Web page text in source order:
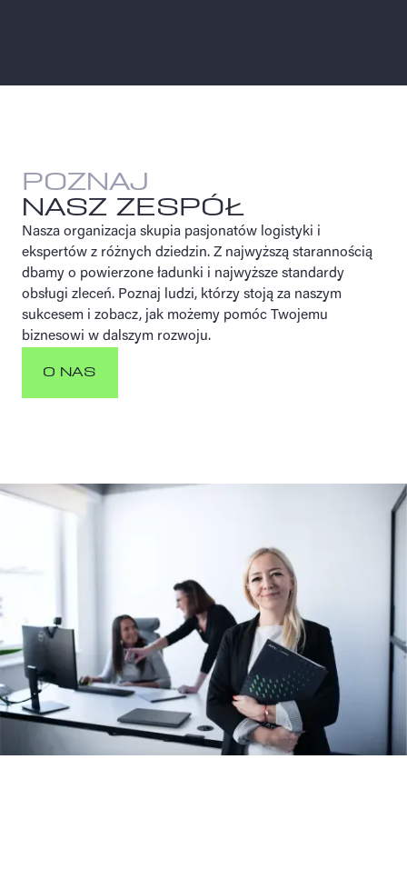
POZNAJ
NASZ ZESPÓŁ
Nasza organizacja skupia pasjonatów logistyki i
ekspertów z różnych dziedzin. Z najwyższą starannością
dbamy o powierzone ładunki i najwyższe standardy
obsługi zleceń. Poznaj ludzi, którzy stoją za naszym
sukcesem i zobacz, jak możemy pomóc Twojemu
biznesowi w dalszym rozwoju.
O NAS